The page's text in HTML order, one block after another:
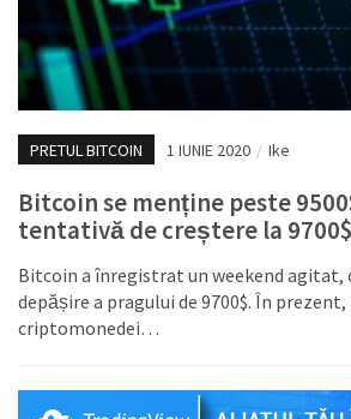
PRETUL BITCOIN 1 IUNIE 2020 / Ike
Bitcoin se menține peste
tentativă de creștere la
Bitcoin a înregistrat un weekend agitat,
depășire a pragului de 9700$. În
criptomonedei…